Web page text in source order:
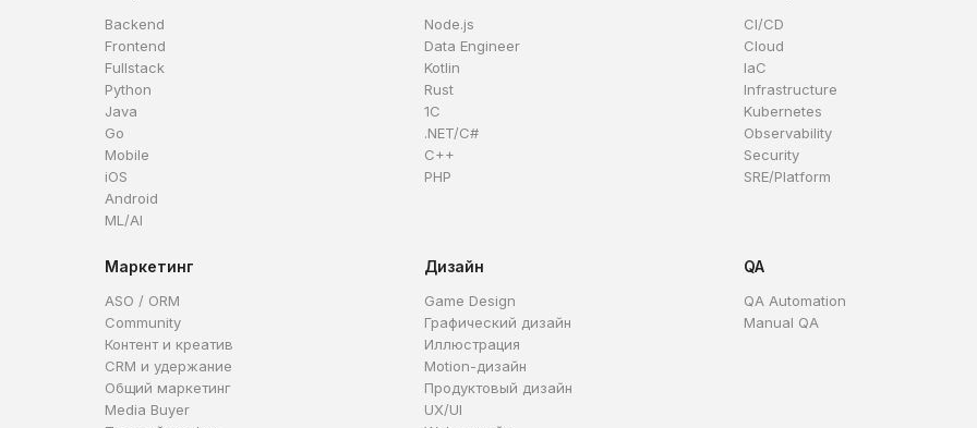
Backend
Frontend
Fullstack
Python
Java
Go
Mobile
iOS
Android
ML/AI
Node.js
Data Engineer
Kotlin
Rust
1C
.NET/C#
C++
PHP
CI/CD
Cloud
IaC
Infrastructure
Kubernetes
Observability
Security
SRE/Platform
Маркетинг
ASO / ORM
Community
Контент и креатив
CRM и удержание
Общий маркетинг
Media Buyer
Дизайн
Game Design
Графический дизайн
Иллюстрация
Motion-дизайн
Продуктовый дизайн
UX/UI
QA
QA Automation
Manual QA